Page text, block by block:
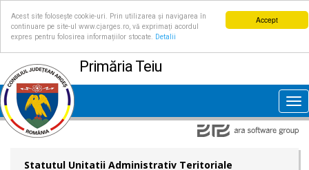
Accept
Acest site folosește cookie-uri. Prin utilizarea și navigarea în
continuare pe site-ul www.cjarges.ro, vă exprimați acordul
expres pentru folosirea informațiilor stocate.
Detalii
Primăria Teiu
Statutul Unitatii Administrativ Teritoriale